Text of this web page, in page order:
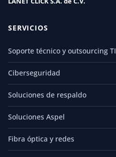
SERVICIOS
Soporte técnico y outsourcing TI
Ciberseguridad
Soluciones de respaldo
Soluciones Aspel
Fibra óptica y redes